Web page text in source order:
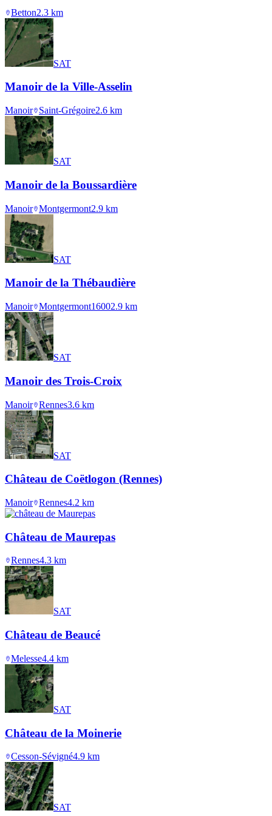
Betton2.3 km
SAT
Manoir de la Ville-Asselin
Manoir Saint-Grégoire2.6 km
SAT
Manoir de la Boussardière
Manoir Montgermont2.9 km
SAT
Manoir de la Thébaudière
Manoir Montgermont16002.9 km
SAT
Manoir des Trois-Croix
Manoir Rennes3.6 km
SAT
Château de Coëtlogon (Rennes)
Manoir Rennes4.2 km
Château de Maurepas
Rennes4.3 km
SAT
Château de Beaucé
Melesse4.4 km
SAT
Château de la Moinerie
Cesson-Sévigné4.9 km
SAT